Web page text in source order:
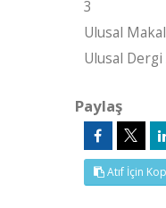
3
Ulusal
Ulusal Dergi
Paylaş
Atıf İçin